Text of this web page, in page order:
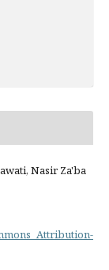
Nasir Za'ba
Attribution-